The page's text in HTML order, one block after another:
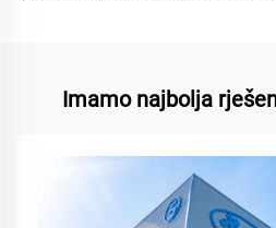
Imamo najbolja